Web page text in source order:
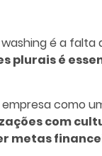
é a
plurais é
como
com
metas